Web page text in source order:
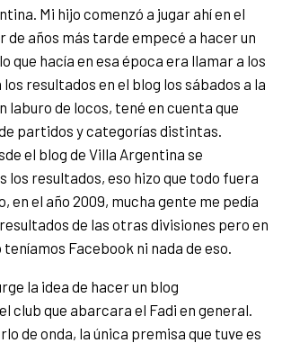
Mi hijo comenzó a jugar ahí en el
de años más tarde empecé a hacer un
que hacía en esa época era llamar a los
resultados en el blog los sábados a la
laburo de locos, tené en cuenta que
partidos y categorías distintas.
el blog de Villa Argentina se
los resultados, eso hizo que todo fuera
en el año 2009, mucha gente me pedía
de las otras divisiones pero en
Facebook ni nada de eso.
la idea de hacer un blog
club que abarcara el Fadi en general.
de onda, la única premisa que tuve es